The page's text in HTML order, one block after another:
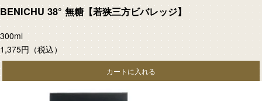
BENICHU 38° 無糖【若狭三方ビバレッジ】
300ml
1,375円 （税込）
カートに入れる